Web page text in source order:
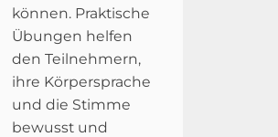
können. Praktische
Übungen helfen
den Teilnehmern,
ihre Körpersprache
und die Stimme
bewusst und